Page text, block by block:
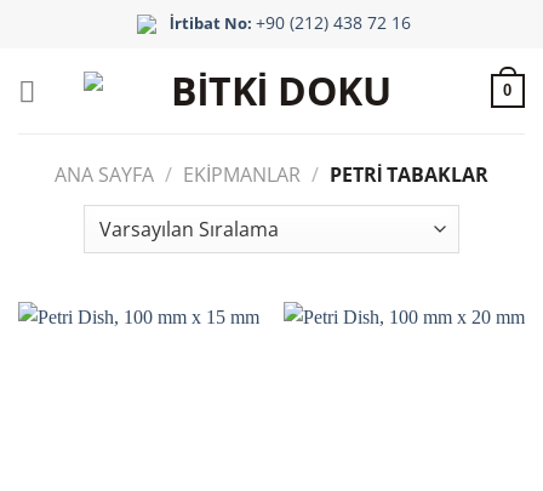
İrtibat No: +90 (212) 438 72 16
0
ANA SAYFA / EKIPMANLAR / PETRI TABAKLAR